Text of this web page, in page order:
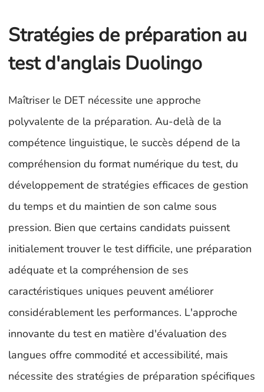
Stratégies de préparation au
test d'anglais Duolingo
Maîtriser le DET nécessite une approche
polyvalente de la préparation. Au-delà de la
compétence linguistique, le succès dépend de la
compréhension du format numérique du test, du
développement de stratégies efficaces de gestion
du temps et du maintien de son calme sous
pression. Bien que certains candidats puissent
initialement trouver le test difficile, une préparation
adéquate et la compréhension de ses
caractéristiques uniques peuvent améliorer
considérablement les performances. L'approche
innovante du test en matière d'évaluation des
langues offre commodité et accessibilité, mais
nécessite des stratégies de préparation spécifiques